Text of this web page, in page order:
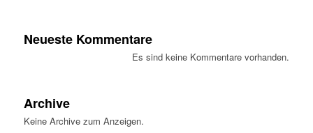
Neueste Kommentare
Es sind keine Kommentare vorhanden.
Archive
Keine Archive zum Anzeigen.